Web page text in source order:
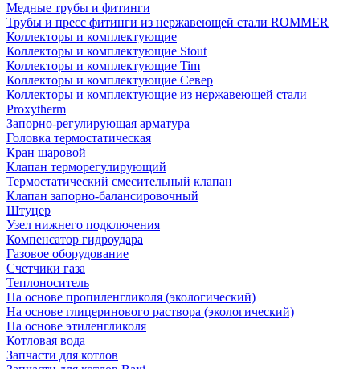
Медные трубы и фитинги
Трубы и пресс фитинги из нержавеющей стали ROMMER
Коллекторы и комплектующие
Коллекторы и комплектующие Stout
Коллекторы и комплектующие Tim
Коллекторы и комплектующие Север
Коллекторы и комплектующие из нержавеющей стали
Proxytherm
Запорно-регулирующая арматура
Головка термостатическая
Кран шаровой
Клапан терморегулирующий
Термостатический смесительный клапан
Клапан запорно-балансировочный
Штуцер
Узел нижнего подключения
Компенсатор гидроудара
Газовое оборудование
Счетчики газа
Теплоноситель
На основе пропиленгликоля (экологический)
На основе глицеринового раствора (экологический)
На основе этиленгликоля
Котловая вода
Запчасти для котлов